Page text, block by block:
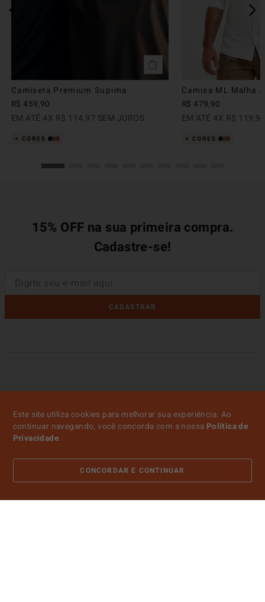
Camiseta Premium Supima
R$ 459,90
EM ATÉ 4X R$ 114,97 SEM JUROS
Camisa ML Malha
R$ 479,90
EM ATÉ 4X R$ 119,
15% OFF na sua primeira compra.
Cadastre-se!
CADASTRAR
Este site utiliza cookies para melhorar sua experiência. Ao
continuar navegando, você concorda com a nossa Política de
Privacidade.
CONCORDAR E CONTINUAR